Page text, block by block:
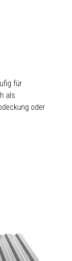
für
als
oder